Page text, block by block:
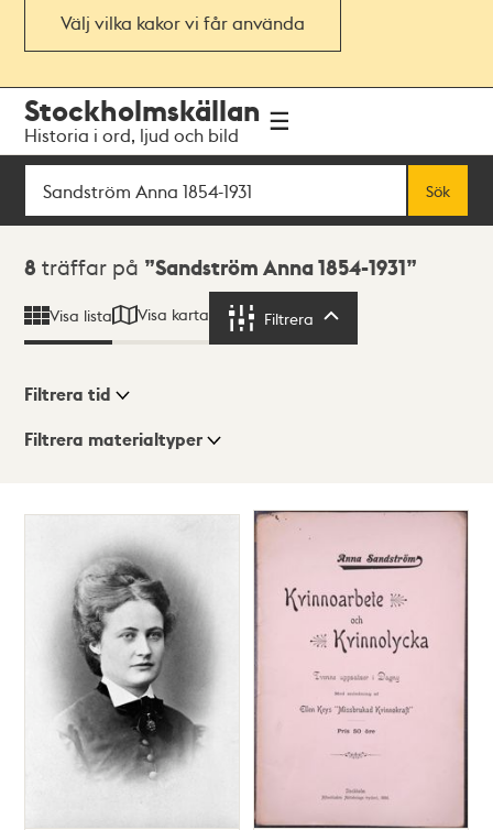
Välj vilka kakor vi får använda
navigationen
huvudinnehållet
Stockholmskällan
Historia i ord, ljud och bild
Sök
Sök
Sökresultat
8 träffar på Sandström Anna 1854-1931
Visa lista Visa karta Filtrera
Visningsläge
Filtrera tid
Filtrera materialtyper
träffar